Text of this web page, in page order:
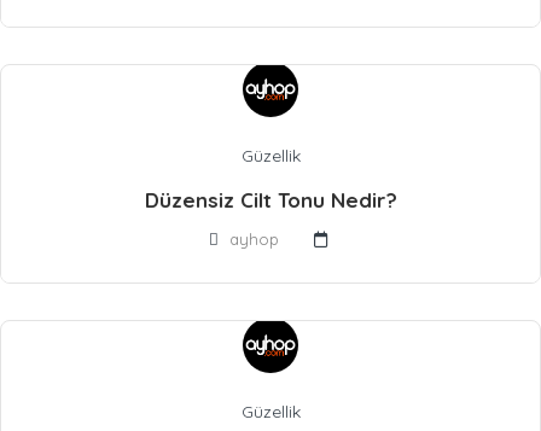
Güzellik
Düzensiz Cilt Tonu Nedir?
ayhop
Güzellik